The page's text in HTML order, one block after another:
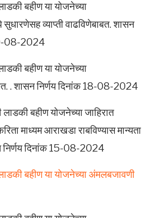
बहीण या योजनेच्या
व्याप्ती वाढविणेबाबत. शासन
08-2024
बहीण या योजनेच्या
. शासन निर्णय दिनांक 18-08-2024
बहीण योजनेच्या जाहिरात
माध्यम आराखडा राबविण्यास मान्यता
निर्णय दिनांक 15-08-2024
बहीण या योजनेच्या अंमलबजावणी